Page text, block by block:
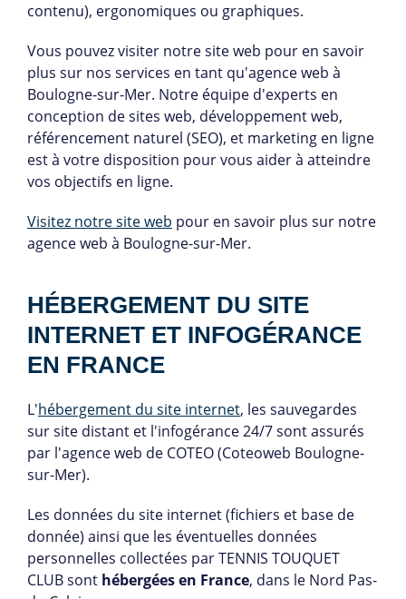
contenu), ergonomiques ou graphiques.
Vous pouvez visiter notre site web pour en savoir
plus sur nos services en tant qu'agence web à
Boulogne-sur-Mer. Notre équipe d'experts en
conception de sites web, développement web,
référencement naturel (SEO), et marketing en ligne
est à votre disposition pour vous aider à atteindre
vos objectifs en ligne.
Visitez notre site web pour en savoir plus sur notre
agence web à Boulogne-sur-Mer.
HÉBERGEMENT DU SITE
INTERNET ET INFOGÉRANCE
EN FRANCE
L'hébergement du site internet, les sauvegardes
sur site distant et l'infogérance 24/7 sont assurés
par l'agence web de COTEO (Coteoweb Boulogne-
sur-Mer).
Les données du site internet (fichiers et base de
donnée) ainsi que les éventuelles données
personnelles collectées par TENNIS TOUQUET
CLUB sont hébergées en France, dans le Nord Pas-